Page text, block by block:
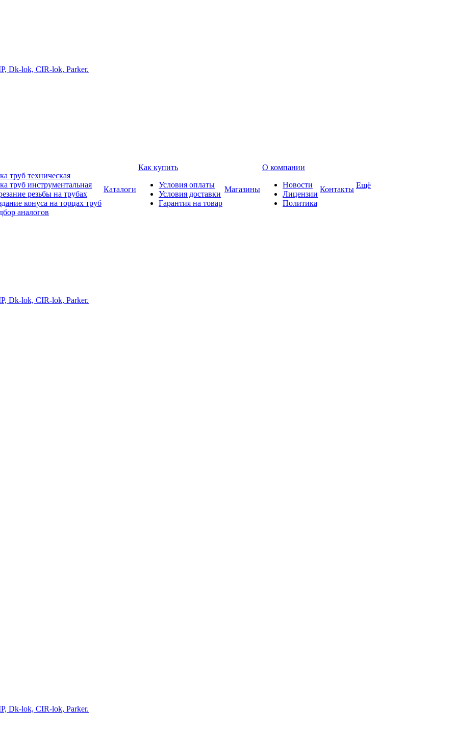
труб техническая
труб инструментальная
резьбы на трубах
конуса на торцах труб
аналогов
Каталоги
Как купить
Условия оплаты
Условия доставки
Гарантия на товар
Магазины
О компании
Новости
Лицензии
Политика
Контакты Ещё